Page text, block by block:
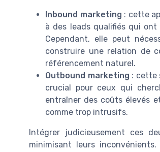
Inbound marketing : cette
à des leads qualifiés qui
Cependant, elle peut
construire une relation de
référencement naturel.
Outbound marketing : cette
crucial pour ceux qui
entraîner des coûts élevés
comme trop intrusifs.
Intégrer judicieusement ces
minimisant leurs